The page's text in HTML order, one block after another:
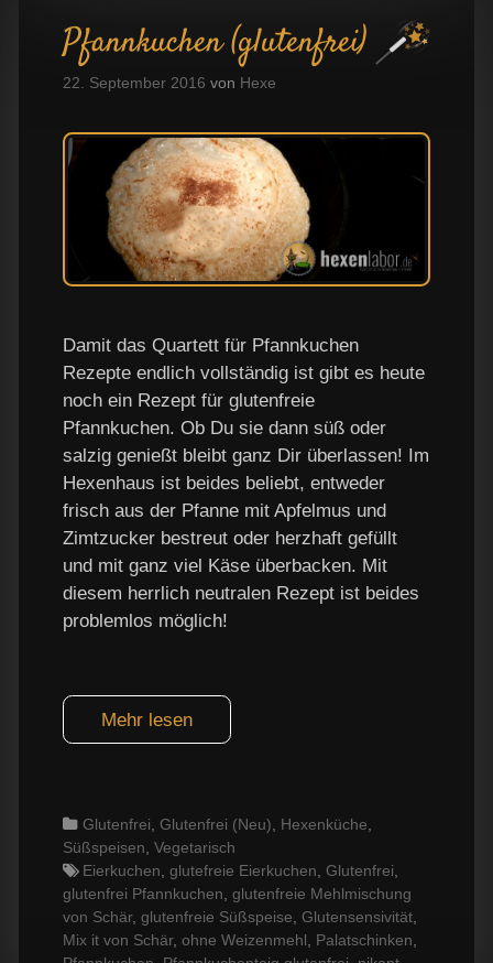
Pfannkuchen (glutenfrei)
22. September 2016 von Hexe
Damit das Quartett für Pfannkuchen
Rezepte endlich vollständig ist gibt es heute
noch ein Rezept für glutenfreie
Pfannkuchen. Ob Du sie dann süß oder
salzig genießt bleibt ganz Dir überlassen! Im
Hexenhaus ist beides beliebt, entweder
frisch aus der Pfanne mit Apfelmus und
Zimtzucker bestreut oder herzhaft gefüllt
und mit ganz viel Käse überbacken. Mit
diesem herrlich neutralen Rezept ist beides
problemlos möglich!
Mehr lesen
Categories
Glutenfrei, Glutenfrei (Neu), Hexenküche,
Süßspeisen, Vegetarisch
Tags
Eierkuchen, glutefreie Eierkuchen, Glutenfrei,
glutenfrei Pfannkuchen, glutenfreie Mehlmischung
von Schär, glutenfreie Süßspeise, Glutensensivität,
Mix it von Schär, ohne Weizenmehl, Palatschinken,